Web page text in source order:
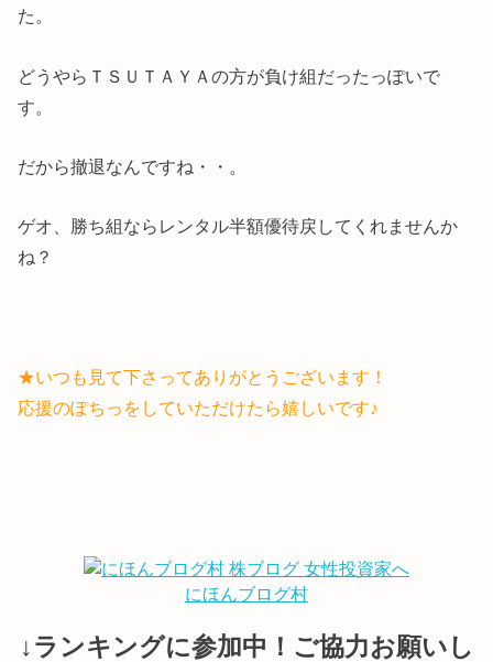
た。
どうやらＴＳＵＴＡＹＡの方が負け組だったっぽいで
す。
だから撤退なんですね・・。
ゲオ、勝ち組ならレンタル半額優待戻してくれませんか
ね？
★いつも見て下さってありがとうございます！
応援のぽちっをしていただけたら嬉しいです♪
にほんブログ村
↓ランキングに参加中！ご協力お願いし